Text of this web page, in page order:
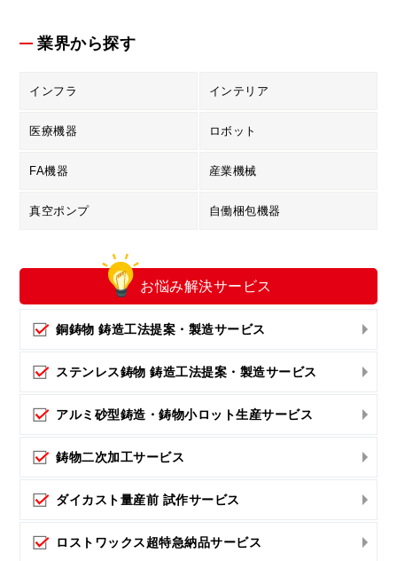
業界から探す
インフラ インテリア
医療機器 ロボット
FA機器 産業機械
真空ポンプ 自働梱包機器
お悩み解決サービス
銅鋳物 鋳造工法提案・製造サービス
ステンレス鋳物 鋳造工法提案・製造サービス
アルミ砂型鋳造・鋳物小ロット生産サービス
鋳物二次加工サービス
ダイカスト量産前 試作サービス
ロストワックス超特急納品サービス